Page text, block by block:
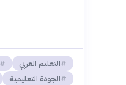
التعليم العربي
الجودة التعليمية